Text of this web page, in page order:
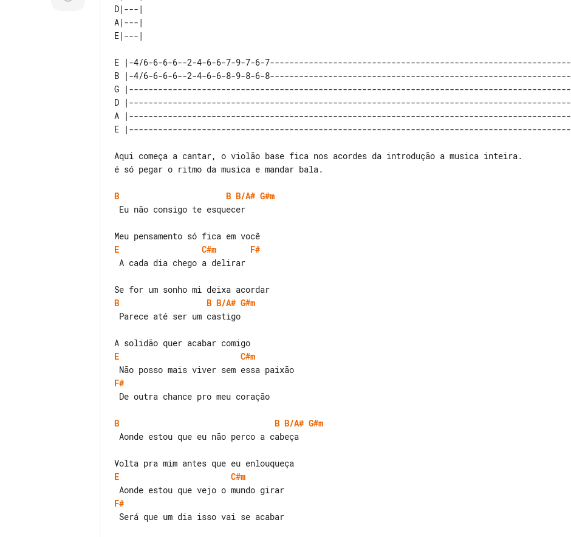
D|---|
A|---|
E |-4/6-6-6-6--2-4-6-6-7-9-7-6-7--------------------------------------------------------------
B |-4/6-6-6-6--2-4-6-6-8-9-8-6-8--------------------------------------------------------------
G |-------------------------------------------------------------------------------------------
D |-------------------------------------------------------------------------------------------
A |-------------------------------------------------------------------------------------------
Aqui começa a cantar, o violão base fica nos acordes da introdução a musica inteira.
é só pegar o ritmo da musica e mandar bala.
B B B/A# G#m
E
C#m
F#
B
B B/A# G#m
E
C#m
F#
B B B/A# G#m
E
C#m
F#